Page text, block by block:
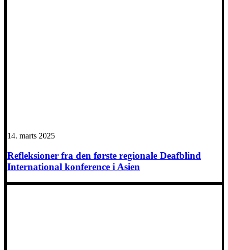
14. marts 2025
Refleksioner fra den første regionale Deafblind
International konference i Asien